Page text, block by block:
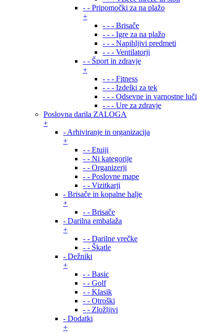
- - Pripomočki za na plažo
+
- - - Brisače
- - - Igre za na plažo
- - - Napihljivi predmeti
- - - Ventilatorji
- - Šport in zdravje
+
- - - Fitness
- - - Izdelki za tek
- - - Odsevne in varnostne luči
- - - Ure za zdravje
Poslovna darila ZALOGA
+
- Arhiviranje in organizacija
+
- - Etuiji
- - Ni kategorije
- - Organizerji
- - Poslovne mape
- - Vizitkarji
- Brisače in kopalne halje
+
- - Brisače
- Darilna embalaža
+
- - Darilne vrečke
- - Škatle
- Dežniki
+
- - Basic
- - Golf
- - Klasik
- - Otroški
- - Zložljivi
- Dodatki
+